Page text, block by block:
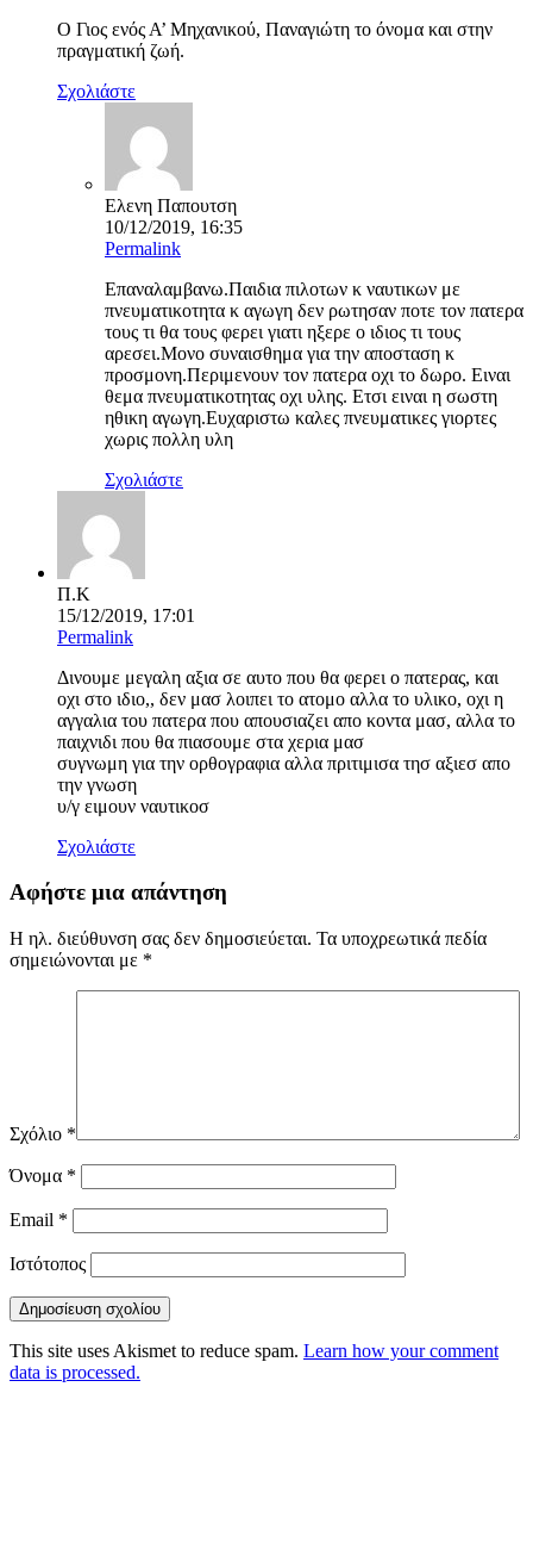
Ο Γιος ενός Α’ Μηχανικού, Παναγιώτη το όνομα και στην
πραγματική ζωή.
Σχολιάστε
Ελενη Παπουτση
10/12/2019, 16:35
Permalink
Επαναλαμβανω.Παιδια πιλοτων κ ναυτικων με
πνευματικοτητα κ αγωγη δεν ρωτησαν ποτε τον πατερα
τους τι θα τους φερει γιατι ηξερε ο ιδιος τι τους
αρεσει.Μονο συναισθημα για την αποσταση κ
προσμονη.Περιμενουν τον πατερα οχι το δωρο. Ειναι
θεμα πνευματικοτητας οχι υλης. Ετσι ειναι η σωστη
ηθικη αγωγη.Ευχαριστω καλες πνευματικες γιορτες
χωρις πολλη υλη
Σχολιάστε
Π.Κ
15/12/2019, 17:01
Permalink
Δινουμε μεγαλη αξια σε αυτο που θα φερει ο πατερας, και
οχι στο ιδιο,, δεν μασ λοιπει το ατομο αλλα το υλικο, οχι η
αγγαλια του πατερα που απουσιαζει απο κοντα μασ, αλλα το
παιχνιδι που θα πιασουμε στα χερια μασ
συγνωμη για την ορθογραφια αλλα πριτιμισα τησ αξιεσ απο
την γνωση
υ/γ ειμουν ναυτικοσ
Σχολιάστε
Αφήστε μια απάντηση
Η ηλ. διεύθυνση σας δεν δημοσιεύεται. Τα υποχρεωτικά πεδία
σημειώνονται με *
Σχόλιο *
Όνομα *
Email *
Ιστότοπος
This site uses Akismet to reduce spam. Learn how your comment
data is processed.